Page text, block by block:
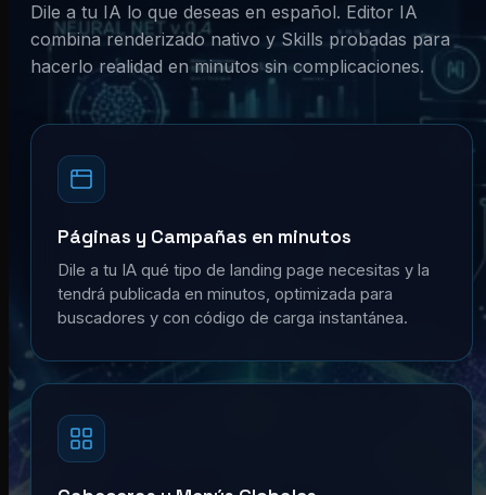
Dile a tu IA lo que deseas en español. Editor IA
combina renderizado nativo y Skills probadas para
hacerlo realidad en minutos sin complicaciones.
Páginas y Campañas en minutos
Dile a tu IA qué tipo de landing page necesitas y la
tendrá publicada en minutos, optimizada para
buscadores y con código de carga instantánea.